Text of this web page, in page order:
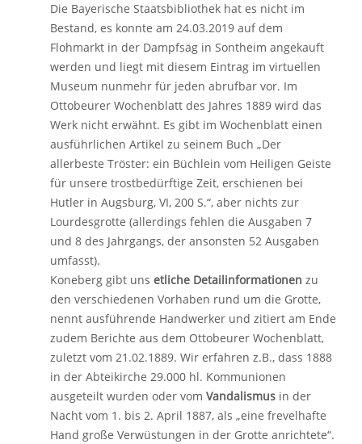
Die Bayerische Staatsbibliothek hat es nicht im
Bestand, es konnte am 24.03.2019 auf dem
Flohmarkt in der Dampfsäg in Sontheim angekauft
werden und liegt mit diesem Eintrag im virtuellen
Museum nunmehr für jeden abrufbar vor. Im
Ottobeurer Wochenblatt des Jahres 1889 wird das
Werk nicht erwähnt. Es gibt im Wochenblatt einen
ausführlichen Artikel zu seinem Buch „Der
allerbeste Tröster: ein Büchlein vom Heiligen Geiste
für unsere trostbedürftige Zeit, erschienen bei
Hutler in Augsburg, VI, 200 S.“, aber nichts zur
Lourdesgrotte (allerdings fehlen die Ausgaben 7
und 8 des Jahrgangs, der ansonsten 52 Ausgaben
umfasst).
Koneberg gibt uns etliche Detailinformationen zu
den verschiedenen Vorhaben rund um die Grotte,
nennt ausführende Handwerker und zitiert am Ende
zudem Berichte aus dem Ottobeurer Wochenblatt,
zuletzt vom 21.02.1889. Wir erfahren z.B., dass 1888
in der Abteikirche 29.000 hl. Kommunionen
ausgeteilt wurden oder vom Vandalismus in der
Nacht vom 1. bis 2. April 1887, als „eine frevelhafte
Hand große Verwüstungen in der Grotte anrichtete“.